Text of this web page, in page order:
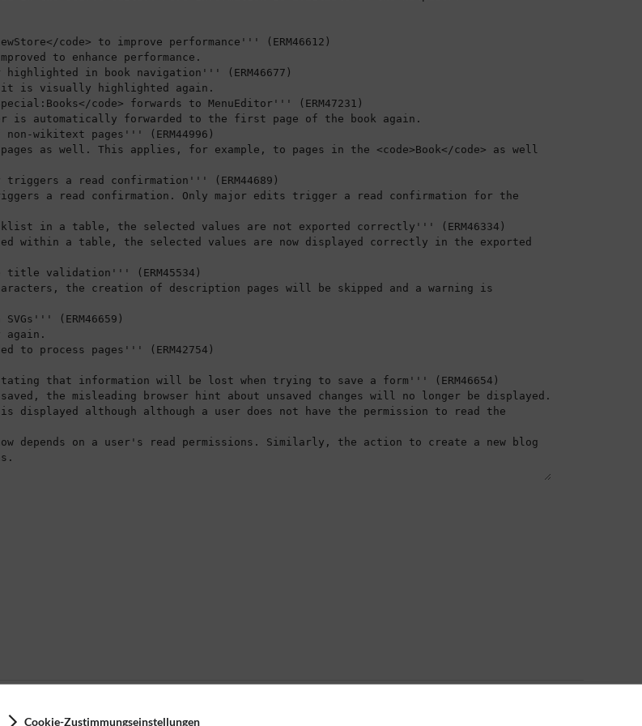
Cookie-Zustimmungseinstellungen